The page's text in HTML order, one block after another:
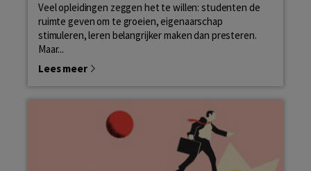
Veel opleidingen zeggen het te willen: studenten de
ruimte geven om te groeien, eigenaarschap
stimuleren, leren belangrijker maken dan presteren.
Maar...
Lees meer